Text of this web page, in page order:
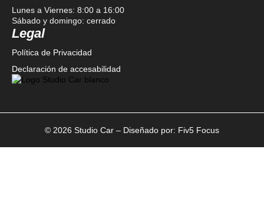
Lunes a Viernes: 8:00 a 16:00
Sábado y domingo: cerrado
Legal
Política de Privacidad
Declaración de accesabilidad
© 2026 Studio Car – Diseñado por: Fiv5 Focus